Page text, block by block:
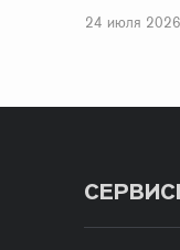
24 июля 2026